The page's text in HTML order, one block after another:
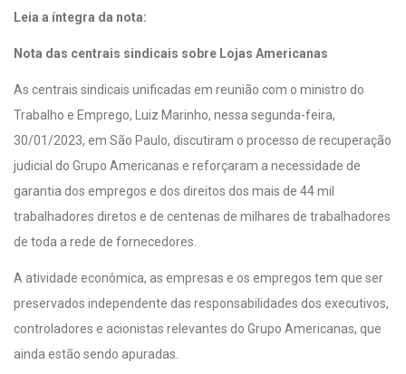
Leia a íntegra da nota:
Nota das centrais sindicais sobre Lojas Americanas
As centrais sindicais unificadas em reunião com o ministro do
Trabalho e Emprego, Luiz Marinho, nessa segunda-feira,
30/01/2023, em São Paulo, discutiram o processo de recuperação
judicial do Grupo Americanas e reforçaram a necessidade de
garantia dos empregos e dos direitos dos mais de 44 mil
trabalhadores diretos e de centenas de milhares de trabalhadores
de toda a rede de fornecedores.
A atividade econômica, as empresas e os empregos tem que ser
preservados independente das responsabilidades dos executivos,
controladores e acionistas relevantes do Grupo Americanas, que
ainda estão sendo apuradas.